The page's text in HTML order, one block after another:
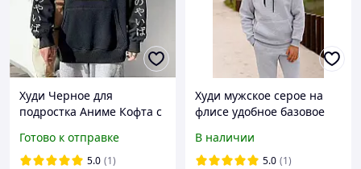
Худи Черное для
подростка Аниме Кофта с
HDT959B
Готово к отправке
5.0 (1)
Худи мужское серое на
флисе удобное базовое
подростка на зиму осень
timeEDC887
В наличии
5.0 (1)